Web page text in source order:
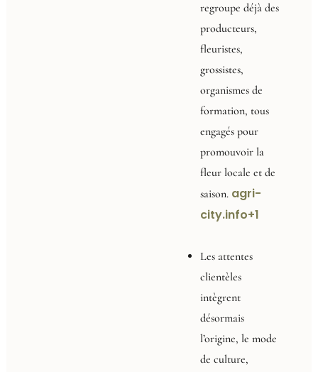
regroupe déjà des
producteurs,
fleuristes,
grossistes,
organismes de
formation, tous
engagés pour
promouvoir la
fleur locale et de
saison. agri-
city.info+1
Les attentes
clientèles
intègrent
désormais
l’origine, le mode
de culture,